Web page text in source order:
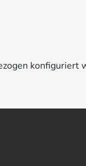
konfiguriert